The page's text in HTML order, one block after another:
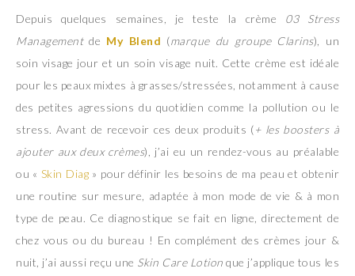
Depuis quelques semaines, je teste la crème 03
Stress
Managementde My Blend (marque du groupe Clarins), un
soin visage jour et un soin visage nuit. Cette crème est idéale
pour les peaux mixtes à grasses/stressées, notamment à cause
des petites agressions du quotidien comme la pollution ou le
stress. Avant de recevoir ces deux produits (+ les boosters à
ajouter aux deux crèmes), j’ai eu un rendez-vous au préalable
ou « Skin Diag » pour définir les besoins de ma peau et obtenir
une routine sur mesure, adaptée à mon mode de vie & à mon
type de peau. Ce diagnostique se fait en ligne, directement de
chez vous ou du bureau ! En complément des crèmes jour &
nuit, j’ai aussi reçu une Skin Care Lotion que j’applique tous les